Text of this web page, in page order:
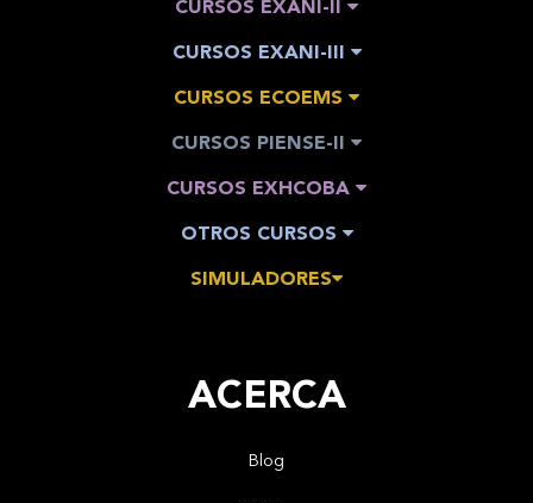
CURSOS EXANI-II
CURSOS EXANI-III
CURSOS ECOEMS
CURSOS PIENSE-II
CURSOS EXHCOBA
OTROS CURSOS
SIMULADORES
ACERCA
Blog